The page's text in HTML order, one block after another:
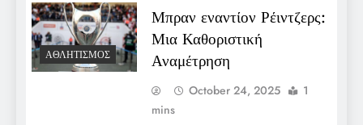
ΑΘΛΗΤΙΣΜΌΣ
Μπραν εναντίον Ρέιντζερς:
Μια Καθοριστική
Αναμέτρηση
October 24, 2025
1
mins